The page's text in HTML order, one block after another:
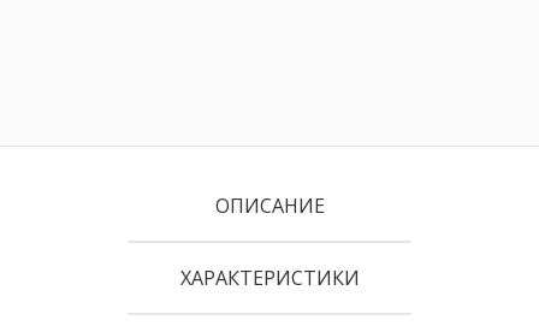
ОПИСАНИЕ
ХАРАКТЕРИСТИКИ